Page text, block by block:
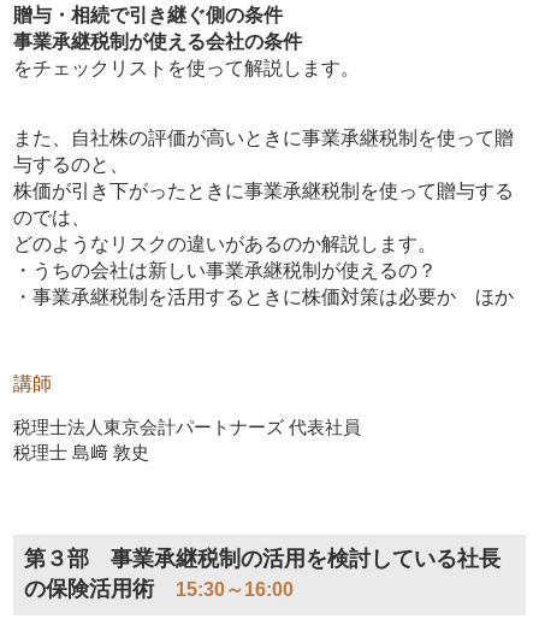
贈与・相続で引き継ぐ側の条件
事業承継税制が使える会社の条件
をチェックリストを使って解説します。
また、自社株の評価が高いときに事業承継税制を使って贈
与するのと、
株価が引き下がったときに事業承継税制を使って贈与する
のでは、
どのようなリスクの違いがあるのか解説します。
・うちの会社は新しい事業承継税制が使えるの？
・事業承継税制を活用するときに株価対策は必要か ほか
講師
税理士法人東京会計パートナーズ 代表社員
税理士 島﨑 敦史
第３部 事業承継税制の活用を検討している社長
の保険活用術
15:30～16:00